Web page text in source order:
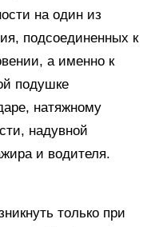
на один из
подсоединенных к
а именно к
подушке
натяжному
надувной
и водителя.
только при